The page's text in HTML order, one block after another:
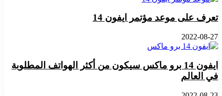
تعرف على موعد مؤتمر ايفون 14
2022-08-27
ايفون 14 برو ماكس سيكون من أكثر الهواتف المطلوبة
في العالم